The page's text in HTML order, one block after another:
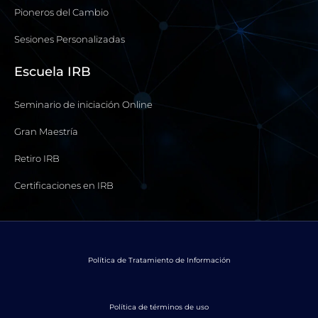
Pioneros del Cambio
Sesiones Personalizadas
Escuela IRB
Seminario de iniciación Online
Gran Maestría
Retiro IRB
Certificaciones en IRB
Política de términos de uso
Política de Tratamiento de Información